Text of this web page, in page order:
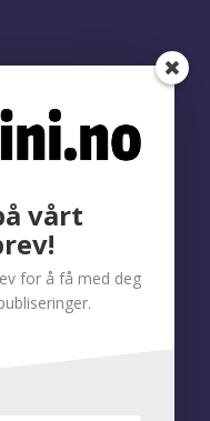
vårt
for å få med deg